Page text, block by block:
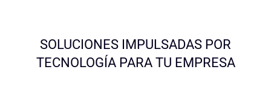
SOLUCIONES IMPULSADAS POR
TECNOLOGÍA PARA TU EMPRESA